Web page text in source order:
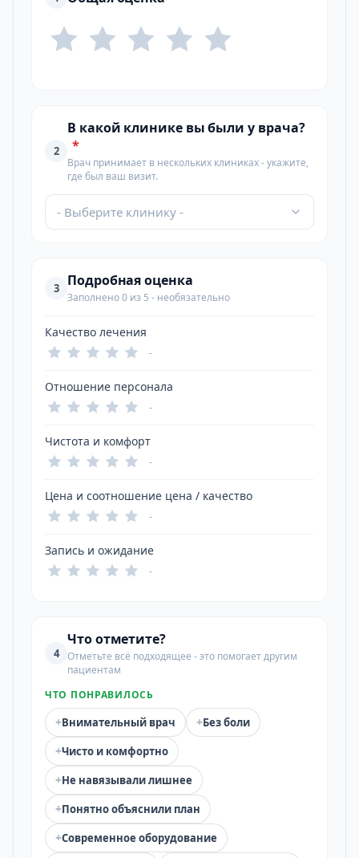
2
В какой клинике вы были у врача?
*
Врач принимает в нескольких клиниках - укажите,
где был ваш визит.
- Выберите клинику -
3 Подробная оценка
Заполнено 0 из 5 - необязательно
Качество лечения
-
Отношение персонала
-
Чистота и комфорт
-
Цена и соотношение цена / качество
-
Запись и ожидание
-
4
Что отметите?
Отметьте всё подходящее - это помогает другим
пациентам
ЧТО ПОНРАВИЛОСЬ
+Внимательный врач +Без боли
+Чисто и комфортно
+Не навязывали лишнее
+Понятно объяснили план
+Современное оборудование